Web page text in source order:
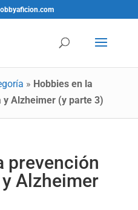
» Hobbies en la
y Alzheimer (y parte 3)
prevención
Alzheimer